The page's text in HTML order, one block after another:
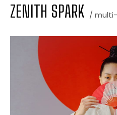
ZENITH SPARK /